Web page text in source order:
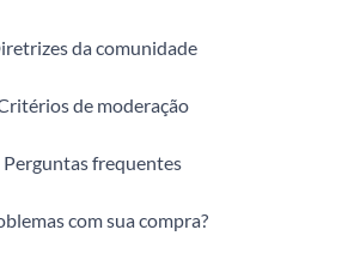
da comunidade
de moderação
Perguntas frequentes
com sua compra?